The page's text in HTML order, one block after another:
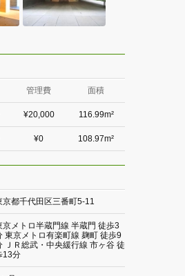
管理費 面積
¥20,000 116.99m²
¥0 108.97m²
京都千代田区三番町5-11
京メトロ半蔵門線 半蔵門 徒歩3
東京メトロ有楽町線 麹町 徒歩9
ＪＲ総武・中央緩行線 市ヶ谷 徒
13分